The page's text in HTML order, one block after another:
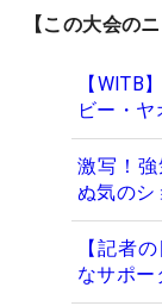
【この大会の
【WITB
ビー・
激写！
ぬ気のシ
【記者
なサポー